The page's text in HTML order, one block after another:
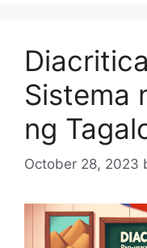
Sistema
ng
October 28, 2023